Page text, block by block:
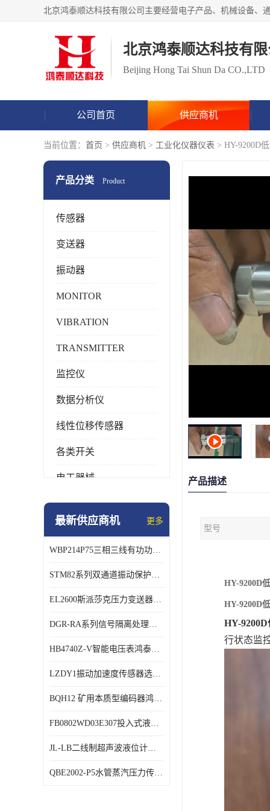
北京鸿泰顺达科技有
Beijing Hong Tai Shun Da CO.,LTD
公司首页 供应商机
当前位置： 首页 > 供应商机 > 工业化仪器仪表 > HY-9200D
产品分类 Product
传感器
变送器
振动器
MONITOR
VIBRATION
TRANSMITTER
监控仪
数据分析仪
线性位移传感器
各类开关
电工器械
模块化产品
特殊用处传感器
特殊用途变送器
最新供应商机 更多
WBP214P75三相三线有功功率传感器鸿泰顺达产品稳定性好
STM82系列双通道振动保护表鸿泰产品技术规格
EL2600斯派莎克压力变送器技术规格
DGR-RA系列信号隔离处理器鸿泰产品技术规格
HB4740Z-V智能电压表鸿泰产品外形美观大方
LZDY1振动加速度传感器选型资料
BQH12 矿用本质型编码器鸿泰产品实物展示
FB0802WD03E307投入式液位计鸿泰产品选型参数
JL-LB二线制超声波液位计鸿泰产品外形美观大方
QBE2002-P5水管蒸汽压力传感器西门子产品技术规格
产品描述
型号
HY-9200D
HY-9200D
HY-
行状态监